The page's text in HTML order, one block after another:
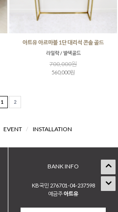
아트유 아르마블 1단 대리석 콘솔 골드
라일락 / 발색골드
700,000원
560,000원
1 2
EVENT / INSTALLATION
BANK INFO
KB국민 276701-04-237598
예금주아트유